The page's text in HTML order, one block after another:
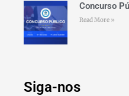
Concurso
Read More »
Siga-nos